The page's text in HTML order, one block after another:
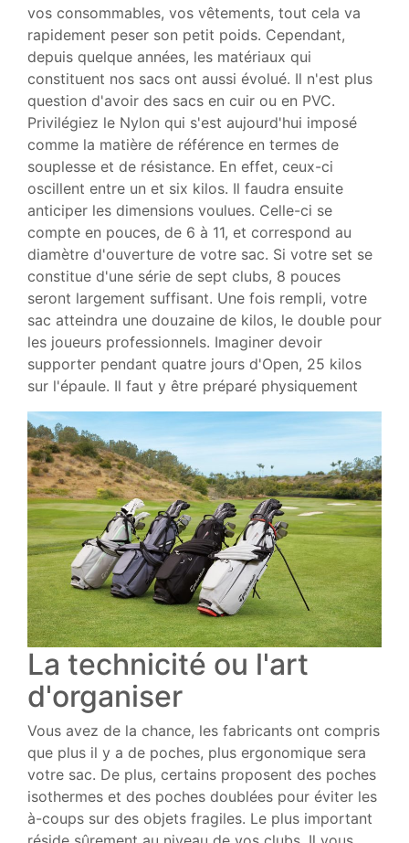
vos consommables, vos vêtements, tout cela va
rapidement peser son petit poids. Cependant,
depuis quelque années, les matériaux qui
constituent nos sacs ont aussi évolué. Il n'est plus
question d'avoir des sacs en cuir ou en PVC.
Privilégiez le Nylon qui s'est aujourd'hui imposé
comme la matière de référence en termes de
souplesse et de résistance. En effet, ceux-ci
oscillent entre un et six kilos. Il faudra ensuite
anticiper les dimensions voulues. Celle-ci se
compte en pouces, de 6 à 11, et correspond au
diamètre d'ouverture de votre sac. Si votre set se
constitue d'une série de sept clubs, 8 pouces
seront largement suffisant. Une fois rempli, votre
sac atteindra une douzaine de kilos, le double pour
les joueurs professionnels. Imaginer devoir
supporter pendant quatre jours d'Open, 25 kilos
sur l'épaule. Il faut y être préparé physiquement
La technicité ou l'art
d'organiser
Vous avez de la chance, les fabricants ont compris
que plus il y a de poches, plus ergonomique sera
votre sac. De plus, certains proposent des poches
isothermes et des poches doublées pour éviter les
à-coups sur des objets fragiles. Le plus important